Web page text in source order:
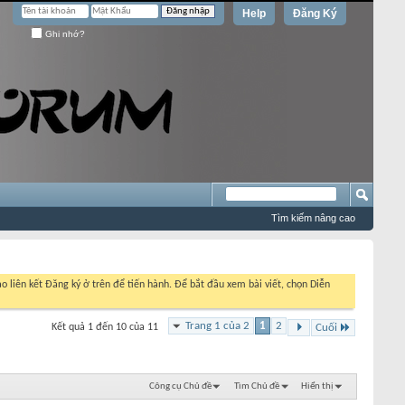
Đăng Ký
Help
Ghi nhớ?
Tìm kiếm nâng cao
liên kết Đăng ký ở trên để tiến hành. Để bắt đầu xem bài viết, chọn Diễn
Trang 1 của 2 1 2 Cuối
Kết quả 1 đến 10 của 11
Công cụ Chủ đề Tìm Chủ đề Hiển thị